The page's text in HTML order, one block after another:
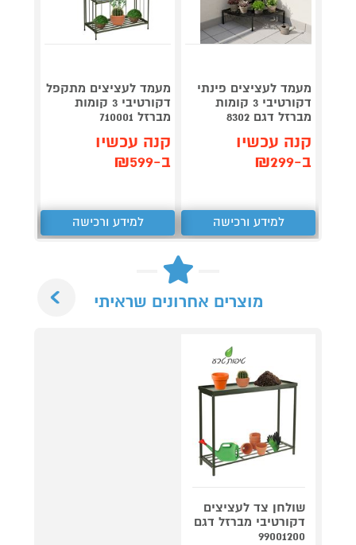
מעמד לעציצים פינתי
דקורטיבי 3 קומות
מברזל דגם 8302
קנה עכשיו
ב-₪299
למידע ורכישה
מעמד לעציצים מתקפל
דקורטיבי 3 קומות
מברזל 710001
קנה עכשיו
ב-₪599
למידע ורכישה
מוצרים אחרונים שראיתי
שולחן צד לעציצים
דקורטיבי מברזל דגם
99001200